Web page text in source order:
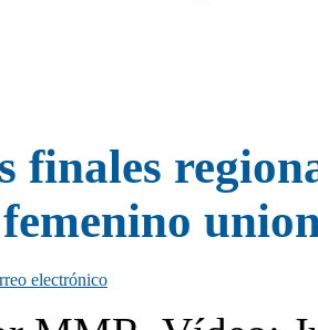
finales